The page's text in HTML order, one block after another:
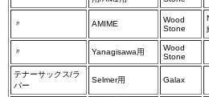
〃 AMIME
Wood
Stone
〃 Yanagisawa用
Wood
Stone
テナーサックス/ラ
バー
Selmer用 Galax